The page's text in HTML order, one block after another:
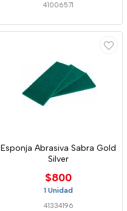
41006571
Esponja Abrasiva Sabra Gold
Silver
$800
1 Unidad
41334196